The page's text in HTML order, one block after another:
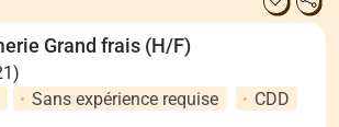
Grand frais (H/F)
Sans expérience requise
CDD